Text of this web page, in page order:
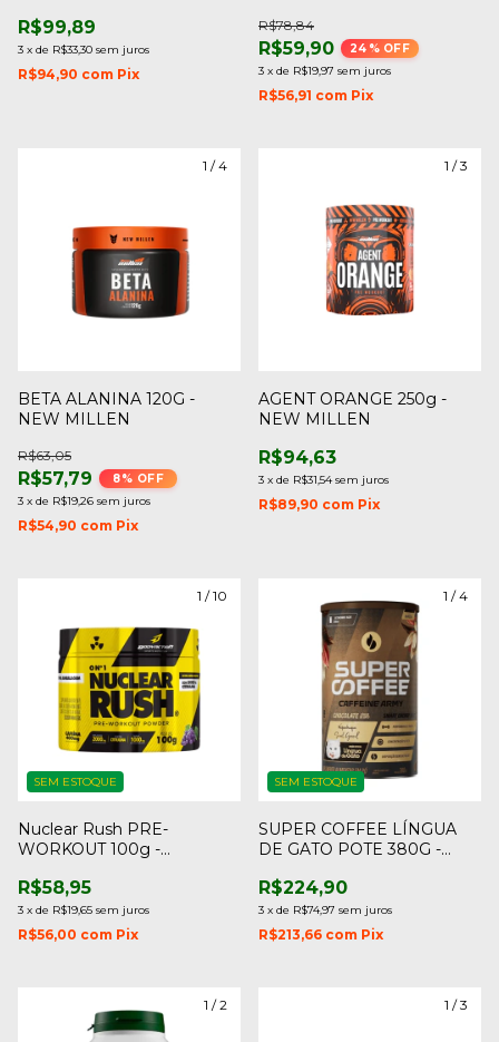
R$99,89
3 x de R$33,30 sem juros
R$94,90 com Pix
R$59,90
R$78,84
24 % OFF
3 x de R$19,97 sem juros
R$56,91 com Pix
1 /4
BETA ALANINA 120G -
NEW MILLEN
R$57,79
R$63,05
8% OFF
3 x de R$19,26 sem juros
R$54,90 com Pix
1 /3
AGENT ORANGE 250g -
NEW MILLEN
R$94,63
3 x de R$31,54 sem juros
R$89,90 com Pix
1 /10
SEM ESTOQUE
Nuclear Rush PRE-
WORKOUT 100g -
R$58,95
3 x de R$19,65 sem juros
R$56,00 com Pix
1 /4
SEM ESTOQUE
SUPER COFFEE LÍNGUA
DE GATO POTE 380G -
R$224,90
3 x de R$74,97 sem juros
R$213,66 com Pix
1 /2 1 /3